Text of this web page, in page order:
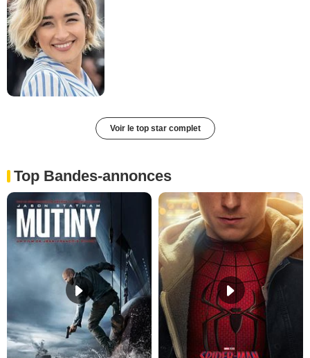
Voir le top star complet
Top Bandes-annonces